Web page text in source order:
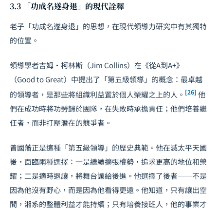
3.3 「功成名遂身退」的現代詮釋
老子「功成名遂身退」的思想，在現代領導力研究中有其獨特
的位置。
領導學者吉姆·柯林斯（Jim Collins）在《從A到A+》
（Good to Great）中提出了「第五級領導」的概念：最卓越
的領導者，是那些將組織利益置於個人榮耀之上的人。 [26] 他
們在成功時將功勞歸於團隊，在失敗時承擔責任；他們培養繼
任者，而非打壓潛在的競爭者。
曾國藩正是這種「第五級領導」的歷史典範。他在滅太平天國
後，面臨兩種選擇：一是繼續擴張權勢，追求更高的地位和榮
耀；二是適時退讓，將舞台讓給後進。他選擇了後者——不是
因為他沒有野心，而是因為他看得更遠。他知道，只有讓出空
間，湘系的整體利益才能持續；只有培養接班人，他的事業才